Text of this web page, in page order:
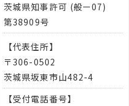
茨城県知事許可 (般ー07)
第38909号
【代表住所】
〒306-0502
茨城県坂東市山482-4
【受付電話番号】